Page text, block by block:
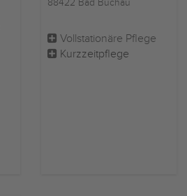
88422 Bad Buchau
Vollstationäre Pflege
Kurzzeitpflege